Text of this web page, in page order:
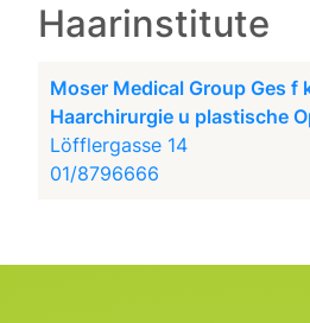
Haarinstitute
Moser Medical Group Ges f
Haarchirurgie u plastische
Löfflergasse 14
01/8796666